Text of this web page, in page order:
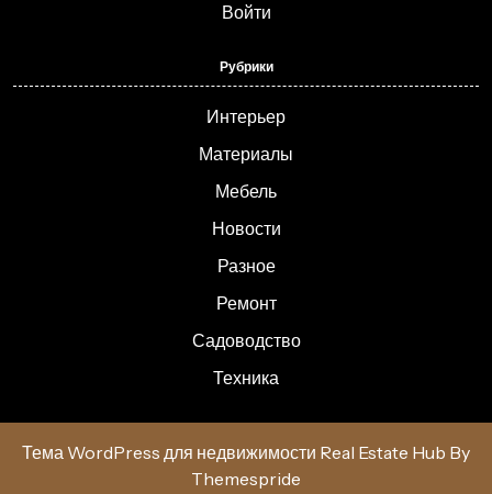
Войти
Рубрики
Интерьер
Материалы
Мебель
Новости
Разное
Ремонт
Садоводство
Техника
Тема WordPress для недвижимости Real Estate Hub By
Themespride